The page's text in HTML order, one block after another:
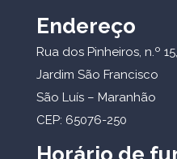
Endereço
Rua dos Pinheiros, n.º
Jardim São Francisco
São Luís – Maranhão
CEP: 65076-250
Horário de